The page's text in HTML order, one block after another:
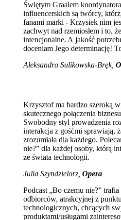
Świętym Graalem
influencerskich są twórcy,
fanami marki - Krzysiek nim
zachwyt nad rzemiosłem i to,
intencjonalne. A jakość
doceniam Jego determinację!
Aleksandra Sulikowska-Bręk,
Krzysztof ma bardzo szeroką
skutecznego połączenia
Swobodny styl prowadzenia
interakcja z gośćmi sprawiają,
zrozumiała dla każdego.
nie?” dla każdej osoby, którą
ze świata technologii.
Julia Szyndzielorz, Opera
Podcast „Bo czemu nie?”
odbiorców, atrakcyjnej z
technologicznych, chcących
produktami/usługami